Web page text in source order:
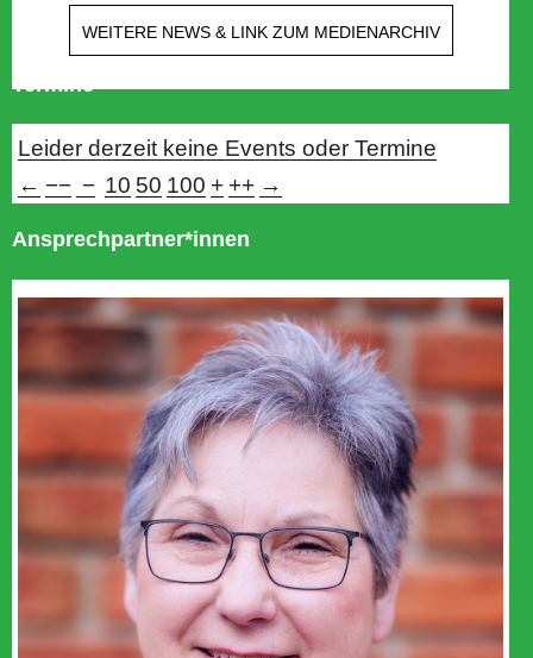
WEITERE NEWS & LINK ZUM MEDIENARCHIV
Termine
Leider derzeit keine Events oder Termine
← −− − 10 50 100 + ++ →
Ansprechpartner*innen